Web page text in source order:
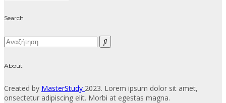
Search
About
Created by MasterStudy 2023. Lorem ipsum dolor sit amet,
onsectetur adipiscing elit. Morbi at egestas magna.